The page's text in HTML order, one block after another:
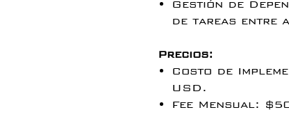
Gestión de
de tareas entre
Precios:
Costo de
USD.
Fee Mensual: